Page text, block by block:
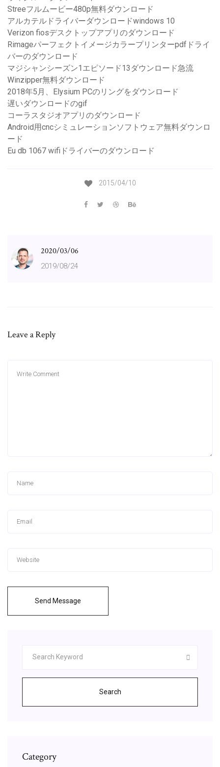
Streeフルムービー480p無料ダウンロード
アルカテルドライバーダウンロードwindows 10
Verizon fiosデスクトップアプリのダウンロード
Rimageパーフェクトイメージカラープリンターpdfドライ
バーのダウンロード
マジシャンシーズン1エピソード13ダウンロード急流
Winzipper無料ダウンロード
2018年5月、Elysium PCのリングをダウンロード
遅いダウンロードのgif
コーラスタジオアプリのダウンロード
Android用cncシミュレーションソフトウェア無料ダウンロ
ード
Eu db 1067 wifiドライバーのダウンロード
2015/04/10
2020/03/06
2019/08/24
Leave a Reply
Send Message
Search
Category